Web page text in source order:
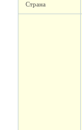
Страна